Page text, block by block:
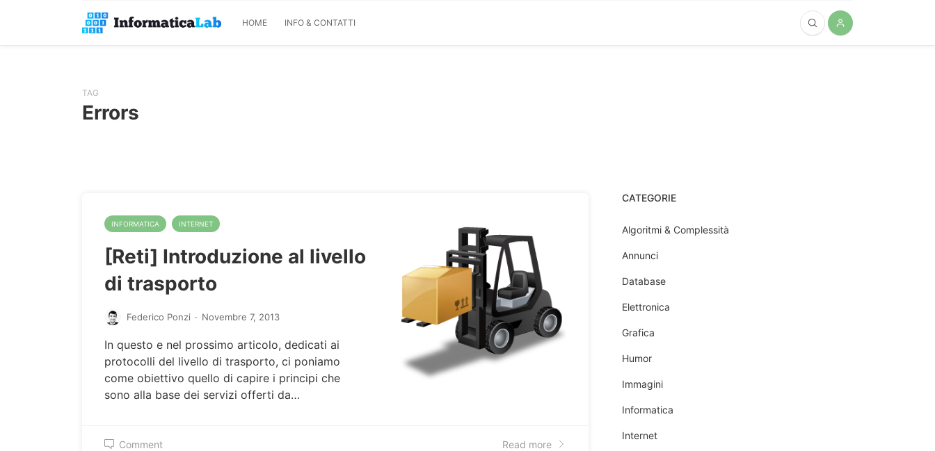
HOME INFO & CONTATTI
TAG
Errors
INFORMATICA INTERNET
[Reti] Introduzione al livello
di trasporto
Federico Ponzi · Novembre 7, 2013
In questo e nel prossimo articolo, dedicati ai
protocolli del livello di trasporto, ci poniamo
come obiettivo quello di capire i principi che
sono alla base dei servizi offerti da…
Comment Read more
CATEGORIE
Algoritmi & Complessità
Annunci
Database
Elettronica
Grafica
Humor
Immagini
Informatica
Internet